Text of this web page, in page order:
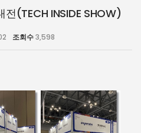
(TECH INSIDE SHOW)
조회수3,598